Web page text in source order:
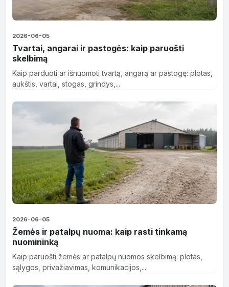
2026-06-05
Tvartai, angarai ir pastogės: kaip paruošti
skelbimą
Kaip parduoti ar išnuomoti tvartą, angarą ar pastogę: plotas,
aukštis, vartai, stogas, grindys,...
2026-06-05
Žemės ir patalpų nuoma: kaip rasti tinkamą
nuomininką
Kaip paruošti žemės ar patalpų nuomos skelbimą: plotas,
sąlygos, privažiavimas, komunikacijos,...